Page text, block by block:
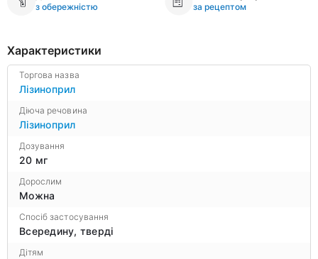
з обережністю
за рецептом
Характеристики
Торгова назва
Лізиноприл
Діюча речовина
Лізиноприл
Дозування
20 мг
Дорослим
Можна
Спосіб застосування
Всередину, тверді
Дітям